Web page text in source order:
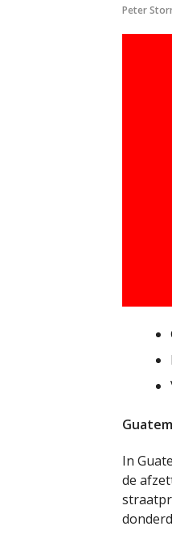
Peter
In
de